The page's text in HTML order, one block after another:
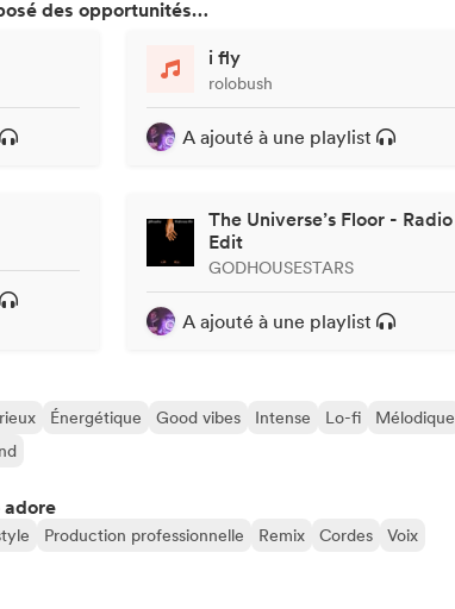
des opportunités…
i fly
rolobush
A ajouté à une playlist
The Universe’s Floor - Radio
Edit
GODHOUSESTARS
A ajouté à une playlist
Énergétique Good vibes Intense Lo-fi
Mélodique
Production professionnelle Remix Cordes Voix